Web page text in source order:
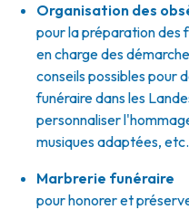
Organisation des
pour la préparation des
en charge des
conseils possibles pour
funéraire dans les
personnaliser
musiques adaptées, etc.
Marbrerie funéraire
pour honorer et